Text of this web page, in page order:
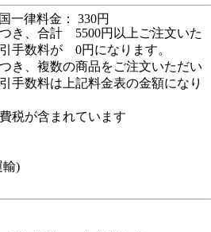
一律料金： 330円
き、合計 5500円以上ご注文いた
手数料が 0円になります。
き、複数の商品をご注文いただい
手数料は上記料金表の金額になり
税が含まれています
輸)